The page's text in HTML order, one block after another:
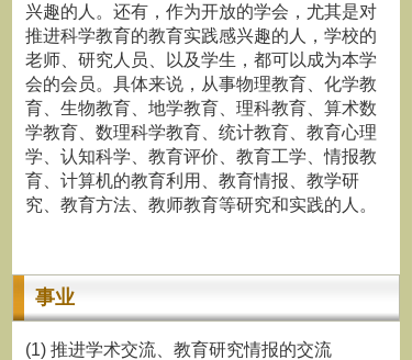
兴趣的人。还有，作为开放的学会，尤其是对
推进科学教育的教育实践感兴趣的人，学校的
老师、研究人员、以及学生，都可以成为本学
会的会员。具体来说，从事物理教育、化学教
育、生物教育、地学教育、理科教育、算术数
学教育、数理科学教育、统计教育、教育心理
学、认知科学、教育评价、教育工学、情报教
育、计算机的教育利用、教育情报、教学研
究、教育方法、教师教育等研究和实践的人。
事业
(1) 推进学术交流、教育研究情报的交流